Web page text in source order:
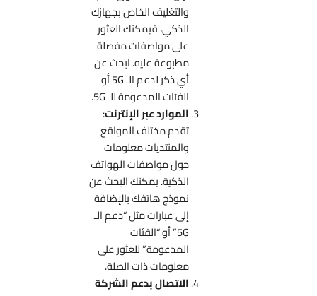
والتغليف الخاص بجهازك
الذكي، فيمكنك العثور
على مواصفات مفصلة
مطبوعة عليه. ابحث عن
أي ذكر لدعم الـ 5G أو
الفئات المدعومة للـ 5G.
الموارد عبر الإنترنت:
تقدم مختلف المواقع
والمنتديات معلومات
حول مواصفات الهواتف
الذكية. يمكنك البحث عن
نموذج هاتفك بالإضافة
إلى عبارات مثل “دعم الـ
5G” أو “الفئات
المدعومة” للعثور على
معلومات ذات الصلة.
الاتصال بدعم الشركة